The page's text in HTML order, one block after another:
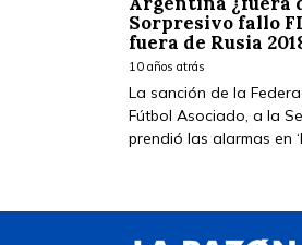
Sorpresivo fallo
fuera de Rusia
10 años atrás
La sanción de la
Fútbol Asociado, a la
prendió las alarmas en